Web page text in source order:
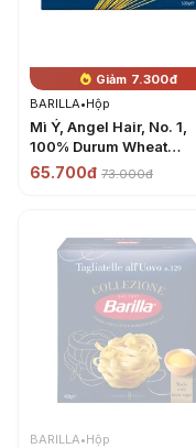
Giảm 7.300đ
BARILLA•Hộp
Mì Ý, Angel Hair, No. 1,
100% Durum Wheat
Semolina Pasta (500g) -
65.700đ 73.000đ
BARILLA•Hộp